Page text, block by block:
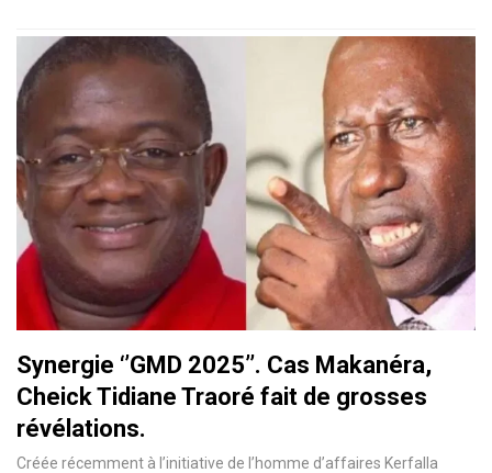
Synergie ‘’GMD 2025’’. Cas Makanéra,
Cheick Tidiane Traoré fait de grosses
révélations.
Créée récemment à l’initiative de l’homme d’affaires Kerfalla